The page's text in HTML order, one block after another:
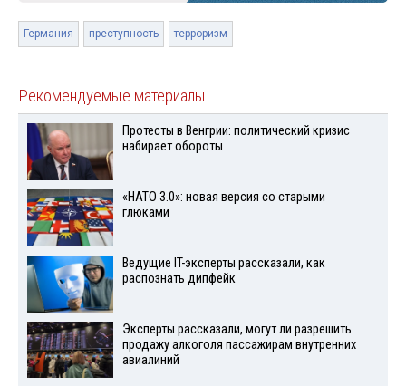
Германия преступность терроризм
Рекомендуемые материалы
Протесты в Венгрии: политический кризис
набирает обороты
«НАТО 3.0»: новая версия со старыми
глюками
Ведущие IT-эксперты рассказали, как
распознать дипфейк
Эксперты рассказали, могут ли разрешить
продажу алкоголя пассажирам внутренних
авиалиний